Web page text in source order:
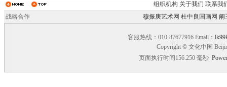
组织机构 关于我们 联系我
战略合作
穆振庚艺术网 杜中良国画网 阚
客服热线：010-87677916 Email：
Copyright © 文化中国
页面执行时间156.250 毫秒